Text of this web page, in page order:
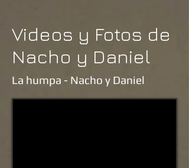
Videos y Fotos de
Nacho y Daniel
La humpa - Nacho y Daniel